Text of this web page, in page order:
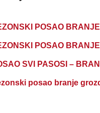
POSAO
POSAO
SVI PASOSI –
posao branje